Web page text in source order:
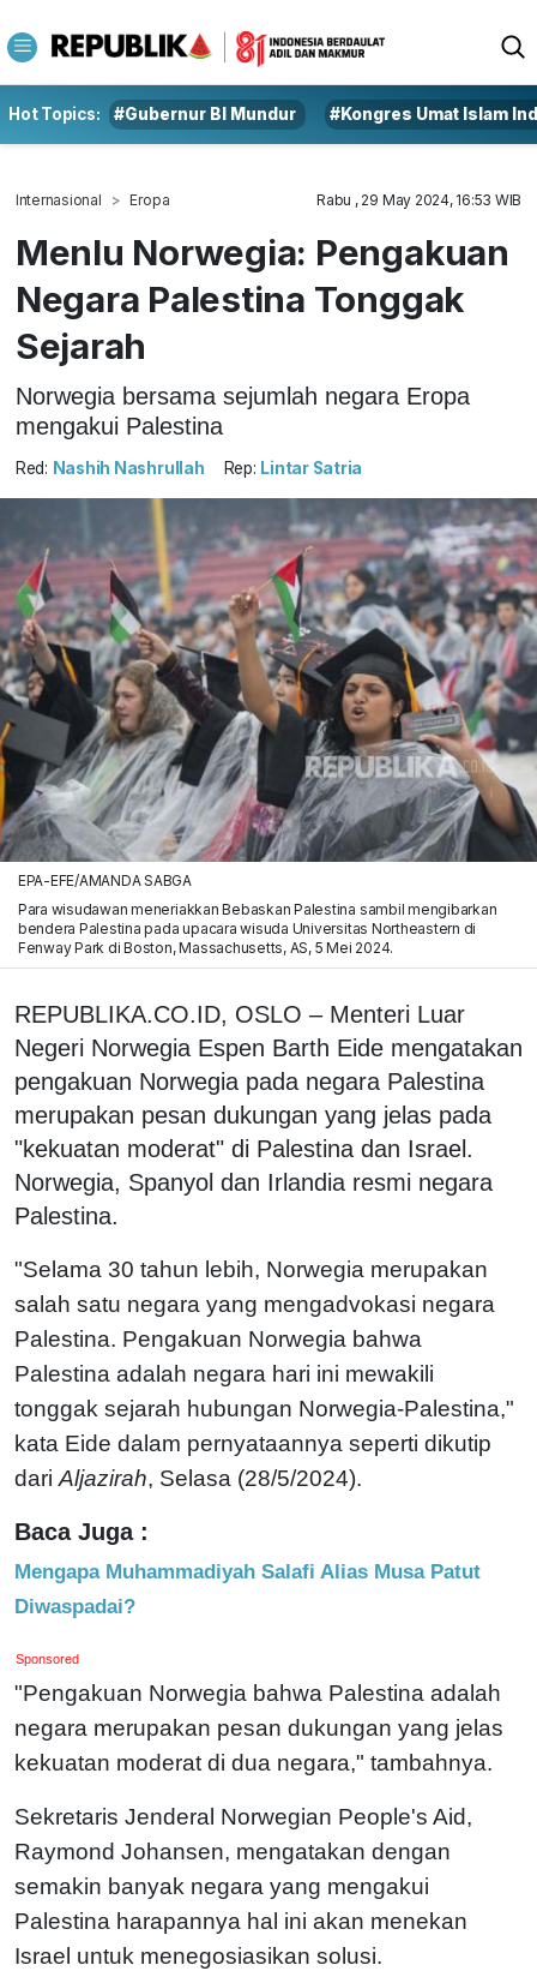
Hot Topics: #Gubernur BI Mundur #Kongres Umat Islam
Internasional Eropa Rabu , 29 May 2024, 16:53 WIB
Menlu Norwegia: Pengakuan
Negara Palestina Tonggak
Sejarah
Norwegia bersama sejumlah negara Eropa
mengakui Palestina
Red: Nashih Nashrullah Rep: Lintar Satria
EPA-EFE/AMANDA SABGA
Para wisudawan meneriakkan Bebaskan Palestina sambil mengibarkan
bendera Palestina pada upacara wisuda Universitas Northeastern di
Fenway Park di Boston, Massachusetts, AS, 5 Mei 2024.
REPUBLIKA.CO.ID, OSLO – Menteri Luar
Negeri Norwegia Espen Barth Eide mengatakan
pengakuan Norwegia pada negara Palestina
merupakan pesan dukungan yang jelas pada
"kekuatan moderat" di Palestina dan Israel.
Norwegia, Spanyol dan Irlandia resmi negara
Palestina.
"Selama 30 tahun lebih, Norwegia merupakan
salah satu negara yang mengadvokasi negara
Palestina. Pengakuan Norwegia bahwa
Palestina adalah negara hari ini mewakili
tonggak sejarah hubungan Norwegia-Palestina,"
kata Eide dalam pernyataannya seperti dikutip
dari Aljazirah, Selasa (28/5/2024).
Baca Juga :
Mengapa Muhammadiyah Salafi Alias Musa Patut
Diwaspadai?
Sponsored
"Pengakuan Norwegia bahwa Palestina adalah
negara merupakan pesan dukungan yang jelas
kekuatan moderat di dua negara," tambahnya.
Sekretaris Jenderal Norwegian People's Aid,
Raymond Johansen, mengatakan dengan
semakin banyak negara yang mengakui
Palestina harapannya hal ini akan menekan
Israel untuk menegosiasikan solusi.